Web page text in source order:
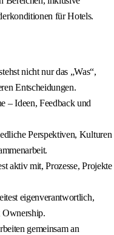
für Hotels.
nicht nur das „Was“,
Entscheidungen.
– Ideen, Feedback und
Perspektiven, Kulturen
aktiv mit, Prozesse, Projekte
eigenverantwortlich,
Ownership.
gemeinsam an